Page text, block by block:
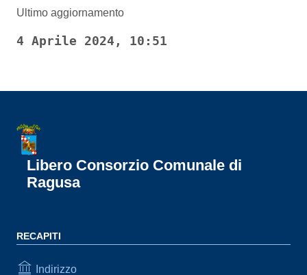
Ultimo aggiornamento
4 Aprile 2024, 10:51
Libero Consorzio Comunale di
Ragusa
RECAPITI
Indirizzo